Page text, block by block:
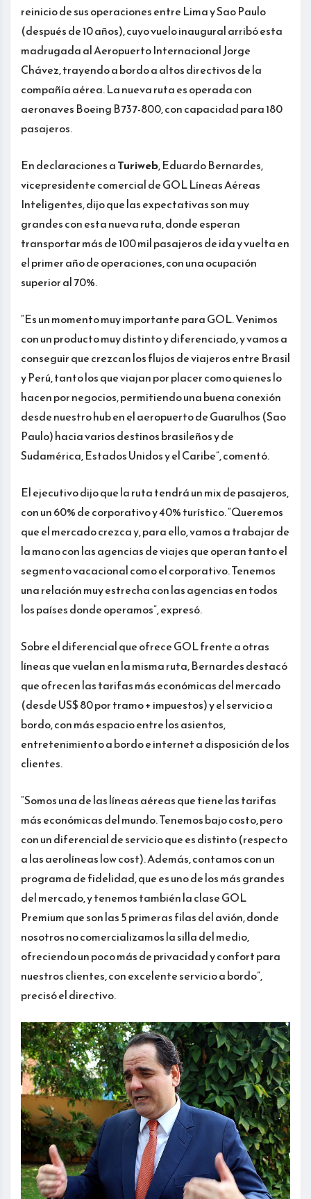
reinicio de sus operaciones entre Lima y Sao Paulo
(después de 10 años), cuyo vuelo inaugural arribó esta
madrugada al Aeropuerto Internacional Jorge
Chávez, trayendo a bordo a altos directivos de la
compañía aérea. La nueva ruta es operada con
aeronaves Boeing B737-800, con capacidad para 180
pasajeros.
En declaraciones aTuriweb, Eduardo Bernardes,
vicepresidente comercial de GOL Líneas Aéreas
Inteligentes, dijo que las expectativas son muy
grandes con esta nueva ruta, donde esperan
transportar más de 100 mil pasajeros de ida y vuelta en
el primer año de operaciones, con una ocupación
superior al 70%.
“Es un momento muy importante para GOL. Venimos
con un producto muy distinto y diferenciado, y vamos a
conseguir que crezcan los flujos de viajeros entre Brasil
y Perú, tanto los que viajan por placer como quienes lo
hacen por negocios, permitiendo una buena conexión
desde nuestro hub en el aeropuerto de Guarulhos (Sao
Paulo) hacia varios destinos brasileños y de
Sudamérica, Estados Unidos y el Caribe”, comentó.
El ejecutivo dijo que la ruta tendrá un mix de pasajeros,
con un 60% de corporativo y 40% turístico. “Queremos
que el mercado crezca y, para ello, vamos a trabajar de
la mano con las agencias de viajes que operan tanto el
segmento vacacional como el corporativo. Tenemos
una relación muy estrecha con las agencias en todos
los países donde operamos”, expresó.
Sobre el diferencial que ofrece GOL frente a otras
líneas que vuelan en la misma ruta, Bernardes destacó
que ofrecen las tarifas más económicas del mercado
(desde US$ 80 por tramo + impuestos) y el servicio a
bordo, con más espacio entre los asientos,
entretenimiento a bordo e internet a disposición de los
clientes.
“Somos una de las líneas aéreas que tiene las tarifas
más económicas del mundo. Tenemos bajo costo, pero
con un diferencial de servicio que es distinto (respecto
a las aerolíneas low cost). Además, contamos con un
programa de fidelidad, que es uno de los más grandes
del mercado, y tenemos también la clase GOL
Premium que son las 5 primeras filas del avión, donde
nosotros no comercializamos la silla del medio,
ofreciendo un poco más de privacidad y confort para
nuestros clientes, con excelente servicio a bordo”,
precisó el directivo.